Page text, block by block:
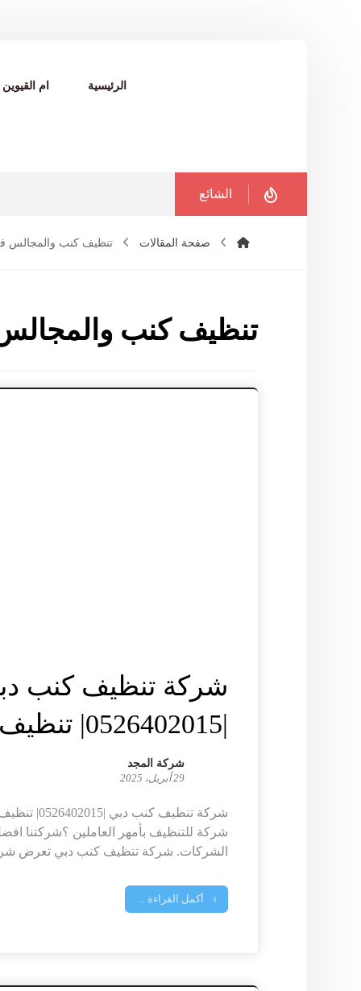
الرئيسية ام القيوين
الشائع
صفحة المقالات تنظيف كنب والمجالس
تنظيف كنب
شركة تنظيف كنب
|0526402015| تنظيف المجالس
شركة المجد
29 أبريل، 2025
شركة تنظيف
شركة للتنظيف بأمهر العاملين ؟شركتنا
الشركات. شركة تنظيف كنب دبي تعرض
أكمل القراءة ...